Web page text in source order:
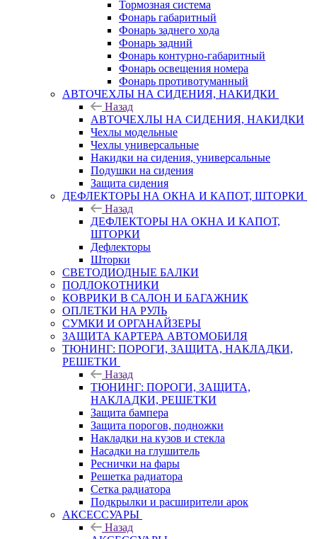
Тормозная система
Фонарь габаритный
Фонарь заднего хода
Фонарь задний
Фонарь контурно-габаритный
Фонарь освещения номера
Фонарь противотуманный
АВТОЧЕХЛЫ НА СИДЕНИЯ, НАКИДКИ
Назад
АВТОЧЕХЛЫ НА СИДЕНИЯ, НАКИДКИ
Чехлы модельные
Чехлы универсальные
Накидки на сидения, универсальные
Подушки на сидения
Защита сидения
ДЕФЛЕКТОРЫ НА ОКНА И КАПОТ, ШТОРКИ
Назад
ДЕФЛЕКТОРЫ НА ОКНА И КАПОТ,
ШТОРКИ
Дефлекторы
Шторки
СВЕТОДИОДНЫЕ БАЛКИ
ПОДЛОКОТНИКИ
КОВРИКИ В САЛОН И БАГАЖНИК
ОПЛЕТКИ НА РУЛЬ
СУМКИ И ОРГАНАЙЗЕРЫ
ЗАЩИТА КАРТЕРА АВТОМОБИЛЯ
ТЮНИНГ: ПОРОГИ, ЗАЩИТА, НАКЛАДКИ,
РЕШЕТКИ
Назад
ТЮНИНГ: ПОРОГИ, ЗАЩИТА,
НАКЛАДКИ, РЕШЕТКИ
Защита бампера
Защита порогов, подножки
Накладки на кузов и стекла
Насадки на глушитель
Реснички на фары
Решетка радиатора
Сетка радиатора
Подкрылки и расширители арок
АКСЕССУАРЫ
Назад